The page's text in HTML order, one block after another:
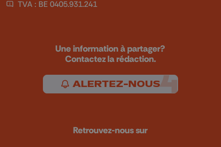
TVA : BE 0405.931.241
Une information à partager?
Contactez la rédaction.
ALERTEZ-NOUS
Retrouvez-nous sur